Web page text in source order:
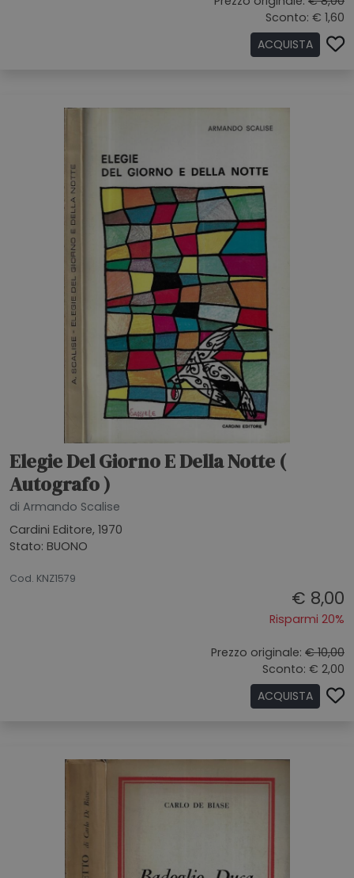
Sconto: € 1,60
ACQUISTA
Elegie Del Giorno E Della Notte (
Autografo )
di Armando Scalise
Cardini Editore, 1970
Stato: BUONO
Cod. KNZ1579
€ 8,00
Risparmi 20%
Prezzo originale: € 10,00
Sconto: € 2,00
ACQUISTA